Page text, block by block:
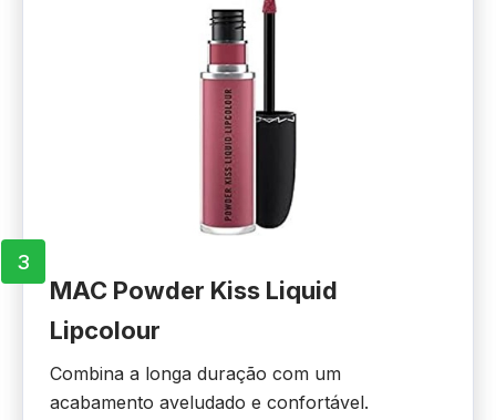
3
MAC Powder Kiss Liquid
Lipcolour
Combina a longa duração com um
acabamento aveludado e confortável.